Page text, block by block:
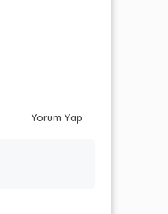
Yorum Yap